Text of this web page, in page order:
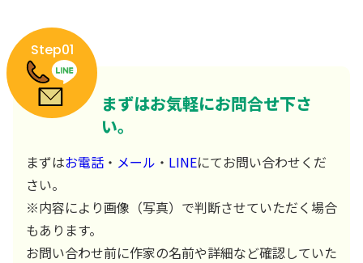
Step01
まずはお気軽にお問合せ下さ
い。
まずはお電話 ・ メール ・ LINEにてお問い合わせくだ
さい。
※内容により画像（写真）で判断させていただく場合
もあります。
お問い合わせ前に作家の名前や詳細など確認していた